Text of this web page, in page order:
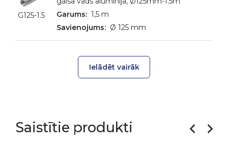
G125-1.5
1,5 m
Ø 125 mm
Ielādēt vairāk
Saistītie produkti